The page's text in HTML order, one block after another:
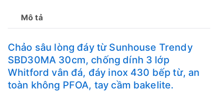
Trendy
SBD30MA
30cm
số
lượng
Mô tả
Chảo sâu lòng đáy từ Sunhouse Trendy
SBD30MA 30cm, chống dính 3 lớp
Whitford vân đá, đáy inox 430 bếp từ, an
toàn không PFOA, tay cầm bakelite.